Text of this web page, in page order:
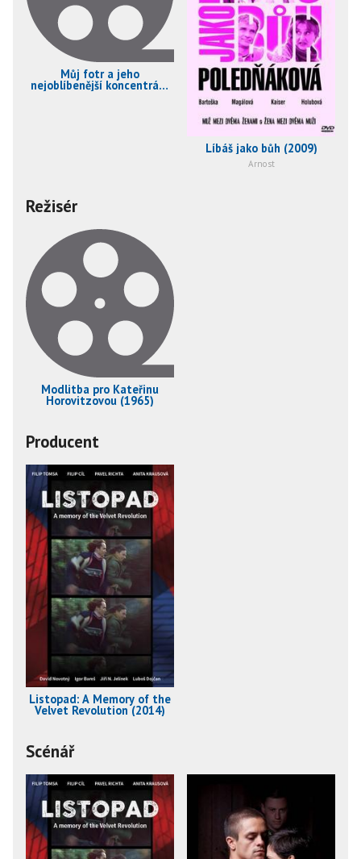
Můj fotr a jeho
nejoblíbenější koncentráky
(2010)
Líbáš jako bůh (2009)
Arnost
Režisér
Modlitba pro Kateřinu
Horovitzovou (1965)
Producent
Listopad: A Memory of the
Velvet Revolution (2014)
Scénář